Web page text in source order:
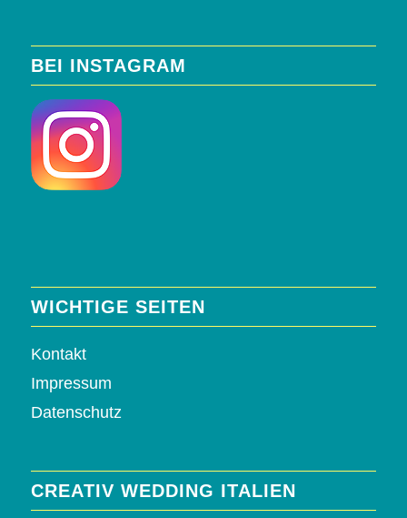
BEI INSTAGRAM
WICHTIGE SEITEN
Kontakt
Impressum
Datenschutz
CREATIV WEDDING ITALIEN